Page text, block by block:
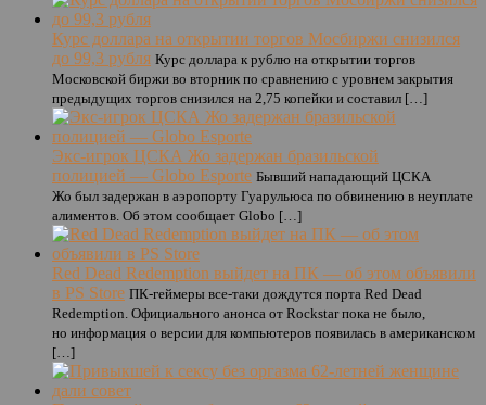
Курс доллара на открытии торгов Мосбиржи снизился
до 99,3 рубля Курс доллара к рублю на открытии торгов
Московской биржи во вторник по сравнению с уровнем закрытия
предыдущих торгов снизился на 2,75 копейки и составил […]
Экс-игрок ЦСКА Жо задержан бразильской
полицией — Globo Esporte Бывший нападающий ЦСКА
Жо был задержан в аэропорту Гуарульюса по обвинению в неуплате
алиментов. Об этом сообщает Globo […]
Red Dead Redemption выйдет на ПК — об этом объявили
в PS Store ПК-геймеры все-таки дождутся порта Red Dead
Redemption. Официального анонса от Rockstar пока не было,
но информация о версии для компьютеров появилась в американском
[…]